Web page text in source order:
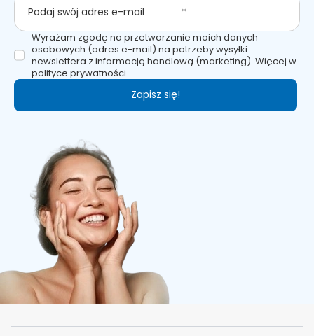
Podaj swój adres e-mail
Wyrażam zgodę na przetwarzanie moich danych
osobowych (adres e-mail) na potrzeby wysyłki
newslettera z informacją handlową (marketing). Więcej w
polityce prywatności.
Zapisz się!